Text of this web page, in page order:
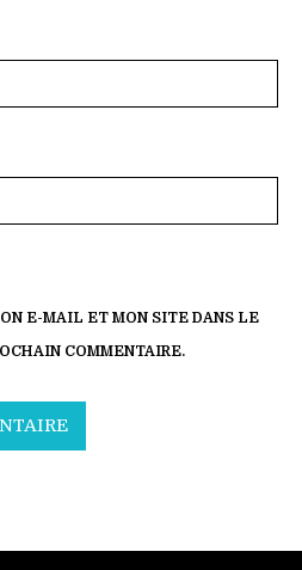
E-MAIL ET MON SITE DANS LE
COMMENTAIRE.